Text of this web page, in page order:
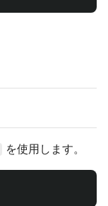
を使用します。